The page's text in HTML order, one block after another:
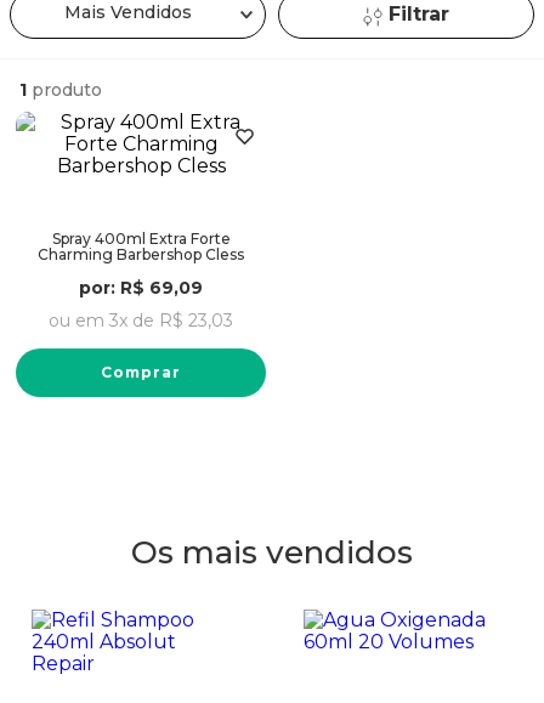
Mais Vendidos Filtrar
1 produto
Spray 400ml Extra Forte
Charming Barbershop Cless
por: R$ 69,09
ou em 3x de R$ 23,03
Comprar
Os mais vendidos